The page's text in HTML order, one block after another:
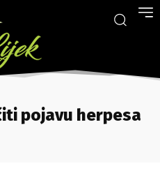
pojavu herpesa